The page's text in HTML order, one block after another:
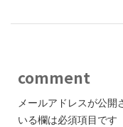
comment
メールアドレスが公開
いる欄は必須項目です